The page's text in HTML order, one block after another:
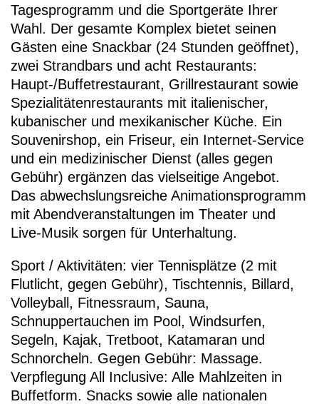
Tagesprogramm und die Sportgeräte Ihrer
Wahl. Der gesamte Komplex bietet seinen
Gästen eine Snackbar (24 Stunden geöffnet),
zwei Strandbars und acht Restaurants:
Haupt-/Buffetrestaurant, Grillrestaurant sowie
Spezialitätenrestaurants mit italienischer,
kubanischer und mexikanischer Küche. Ein
Souvenirshop, ein Friseur, ein Internet-Service
und ein medizinischer Dienst (alles gegen
Gebühr) ergänzen das vielseitige Angebot.
Das abwechslungsreiche Animationsprogramm
mit Abendveranstaltungen im Theater und
Live-Musik sorgen für Unterhaltung.
Sport / Aktivitäten: vier Tennisplätze (2 mit
Flutlicht, gegen Gebühr), Tischtennis, Billard,
Volleyball, Fitnessraum, Sauna,
Schnuppertauchen im Pool, Windsurfen,
Segeln, Kajak, Tretboot, Katamaran und
Schnorcheln. Gegen Gebühr: Massage.
Verpflegung All Inclusive: Alle Mahlzeiten in
Buffetform. Snacks sowie alle nationalen